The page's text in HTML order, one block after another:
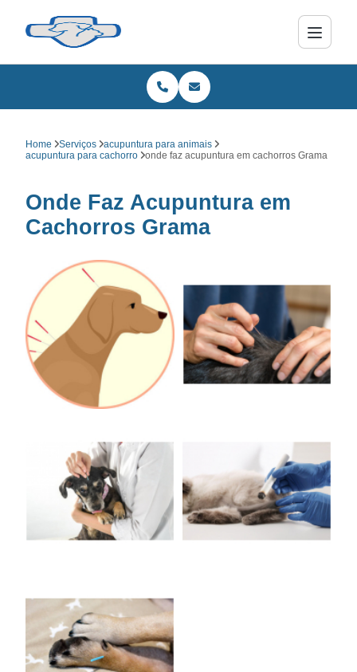
Home Serviços
acupuntura para animais
acupuntura para cachorro
onde faz acupuntura em cachorros Grama
Onde Faz Acupuntura em
Cachorros Grama